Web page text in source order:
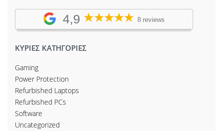
4,9 8 reviews
ΚΥΡΙΕΣ ΚΑΤΗΓΟΡΙΕΣ
Gaming
Power Protection
Refurbished Laptops
Refurbished PCs
Software
Uncategorized